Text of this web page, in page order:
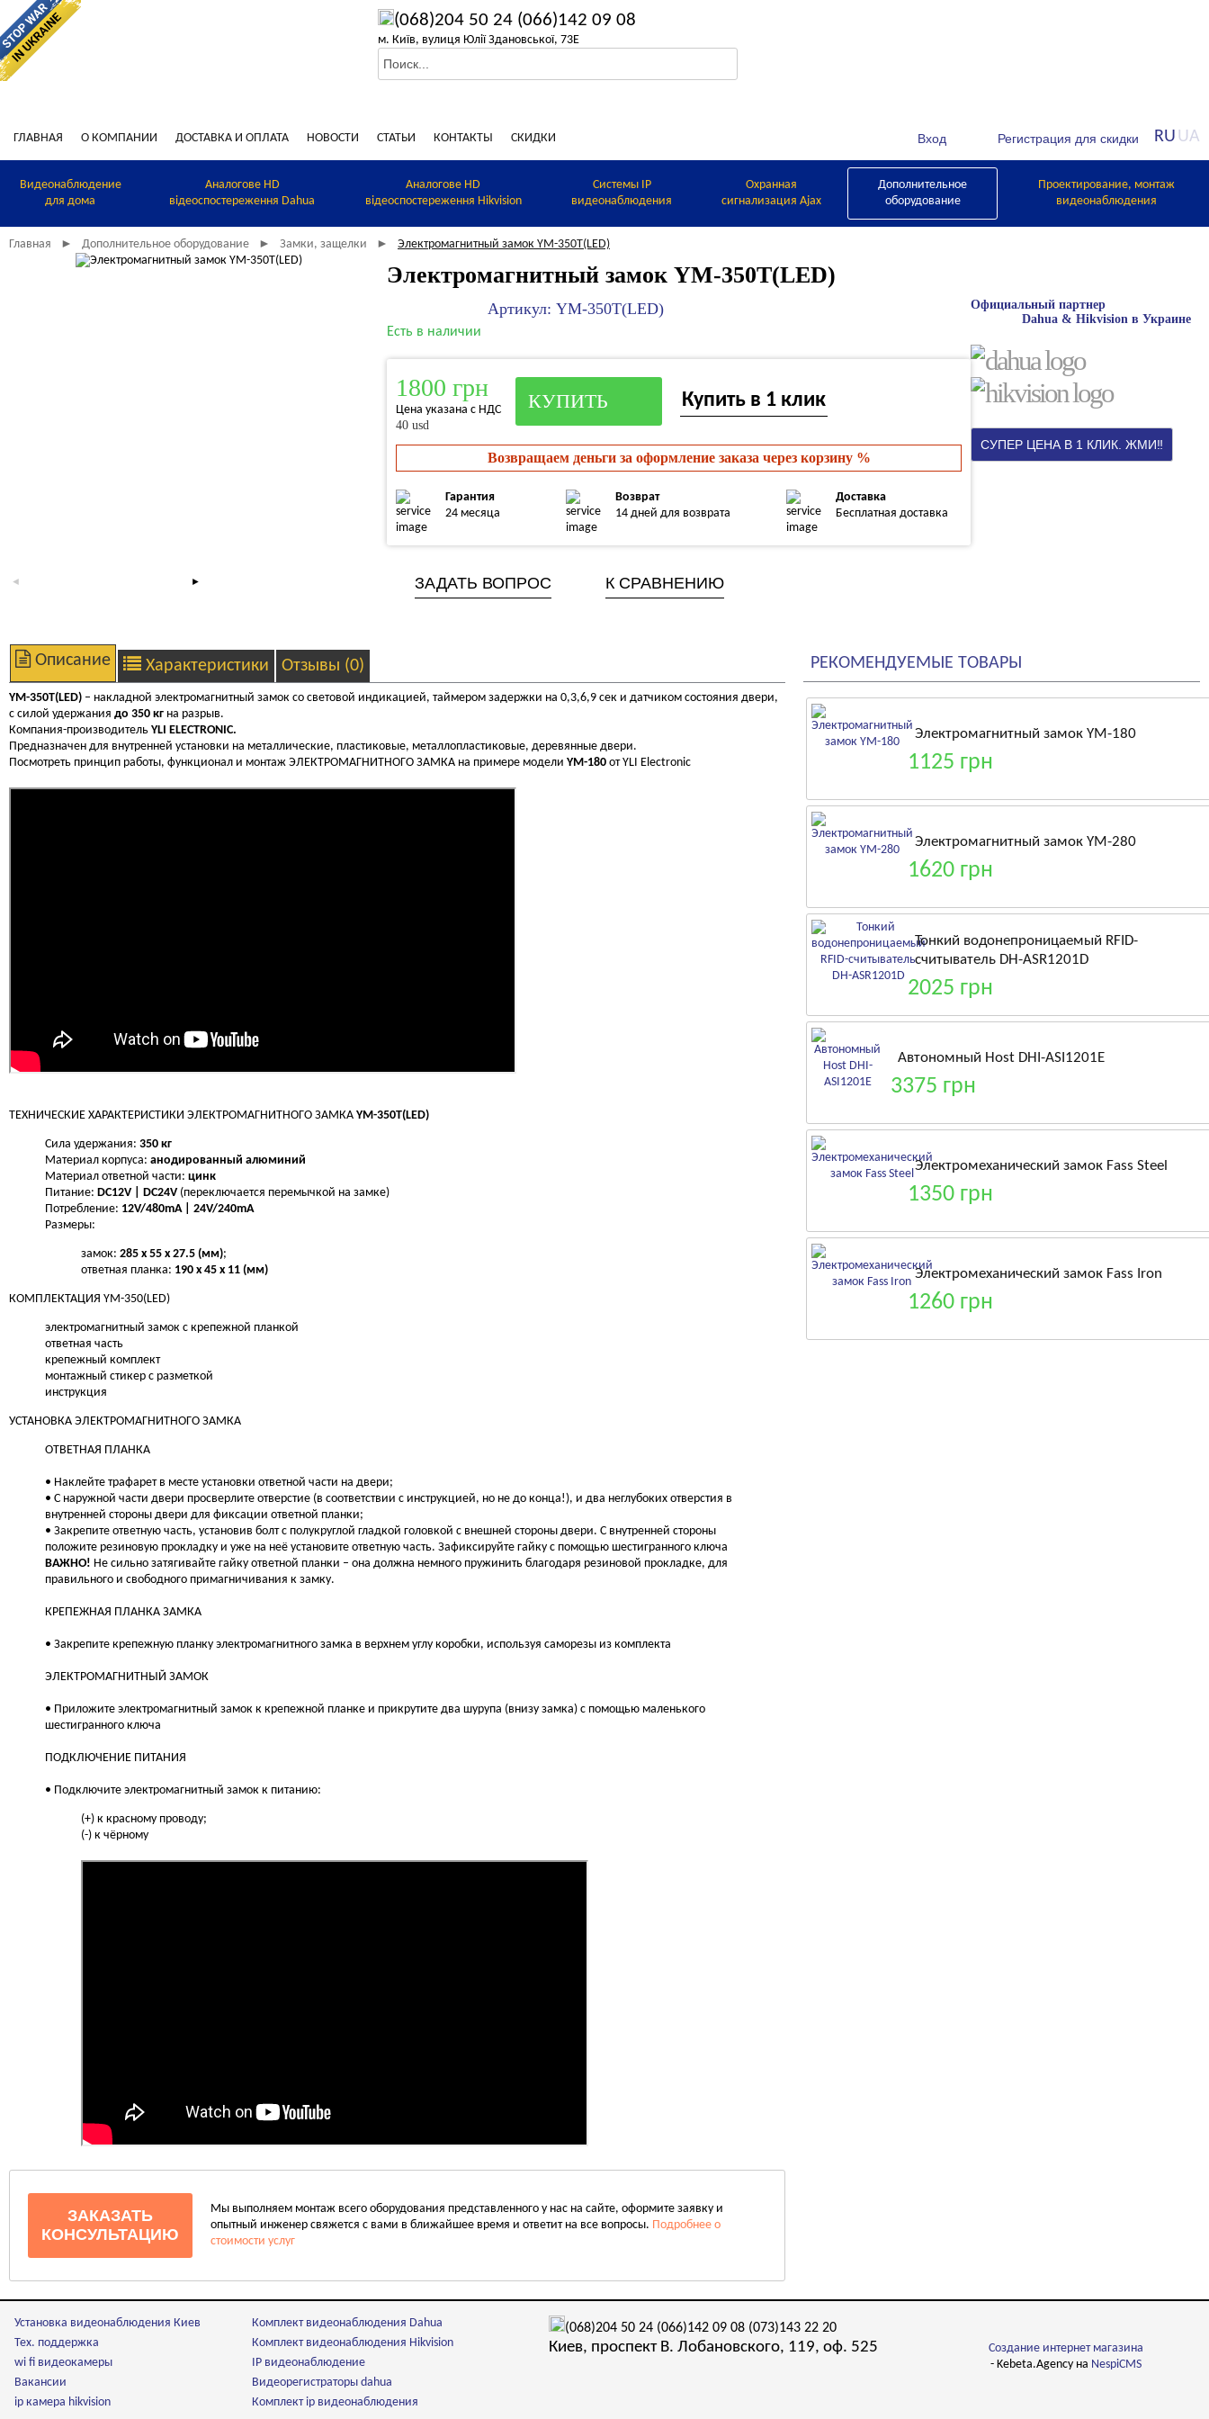
(068)204 50 24 (066)142 09 08
м. Київ, вулиця Юлії Здановської, 73Е
ГЛАВНАЯ О КОМПАНИИ ДОСТАВКА И ОПЛАТА НОВОСТИ СТАТЬИ КОНТАКТЫ СКИДКИ RU UA
Видеонаблюдение
для дома
Аналогове HD
відеоспостереження Dahua
Аналогове HD
відеоспостереження Hikvision
Системы IP
видеонаблюдения
Охранная
сигнализация Ajax
Дополнительное
оборудование
Проектирование, монтаж
видеонаблюдения
Главная ► Дополнительное оборудование ► Замки, защелки ► Электромагнитный замок YM-350T(LED)
Электромагнитный замок YM-350T(LED)
Артикул: YM-350T(LED)
Есть в наличии
1800 грн
Цена указана с НДС
40 usd
Купить в 1 клик
Возвращаем деньги за оформление заказа через корзину %
Гарантия
24 месяца
Возврат
14 дней для возврата
Доставка
Бесплатная доставка
ЗАДАТЬ ВОПРОС К СРАВНЕНИЮ
Официальный партнер
Dahua & Hikvision в Украине
Описание Характеристики Отзывы (0)
YM-350T(LED) – накладной электромагнитный замок cо световой индикацией, таймером задержки на 0,3,6,9 сек и датчиком состояния двери,
с силой удержания до 350 кг на разрыв.
Компания-производитель YLI ELECTRONIC.
Предназначен для внутренней установки на металлические, пластиковые, металлопластиковые, деревянные двери.
Посмотреть принцип работы, функционал и монтаж ЭЛЕКТРОМАГНИТНОГО ЗАМКА на примере модели YM-180 от YLI Electronic
ТЕХНИЧЕСКИЕ ХАРАКТЕРИСТИКИ ЭЛЕКТРОМАГНИТНОГО ЗАМКА YM-350T(LED)
Сила удержания: 350 кг
Материал корпуса: анодированный алюминий
Материал ответной части: цинк
Питание: DC12V | DC24V(переключается перемычкой на замке)
Потребление: 12V/480mA | 24V/240mA
Размеры:
замок: 285 x 55 x 27.5 (мм);
ответная планка: 190 х 45 х 11 (мм)
КОМПЛЕКТАЦИЯ YM-350(LED)
электромагнитный замок с крепежной планкой
ответная часть
крепежный комплект
монтажный стикер с разметкой
инструкция
УСТАНОВКА ЭЛЕКТРОМАГНИТНОГО ЗАМКА
ОТВЕТНАЯ ПЛАНКА
• Наклейте трафарет в месте установки ответной части на двери;
• С наружной части двери просверлите отверстие (в соответствии с инструкцией, но не до конца!), и два неглубоких отверстия в
внутренней стороны двери для фиксации ответной планки;
• Закрепите ответную часть, установив болт с полукруглой гладкой головкой с внешней стороны двери. С внутренней стороны
положите резиновую прокладку и уже на неё установите ответную часть. Зафиксируйте гайку с помощью шестигранного ключа
ВАЖНО! Не сильно затягивайте гайку ответной планки – она должна немного пружинить благодаря резиновой прокладке, для
правильного и свободного примагничивания к замку.
КРЕПЕЖНАЯ ПЛАНКА ЗАМКА
• Закрепите крепежную планку электромагнитного замка в верхнем углу коробки, используя саморезы из комплекта
ЭЛЕКТРОМАГНИТНЫЙ ЗАМОК
• Приложите электромагнитный замок к крепежной планке и прикрутите два шурупа (внизу замка) с помощью маленького
шестигранного ключа
ПОДКЛЮЧЕНИЕ ПИТАНИЯ
• Подключите электромагнитный замок к питанию:
(+) к красному проводу;
(-) к чёрному
ЗАКАЗАТЬ
КОНСУЛЬТАЦИЮ
Мы выполняем монтаж всего оборудования представленного у нас на сайте, оформите заявку и
опытный инженер свяжется с вами в ближайшее время и ответит на все вопросы. Подробнее о
стоимости услуг
РЕКОМЕНДУЕМЫЕ ТОВАРЫ
Электромагнитный замок YM-180
1125 грн
Электромагнитный замок YM-280
1620 грн
Тонкий водонепроницаемый RFID-
считыватель DH-ASR1201D
2025 грн
Автономный Host DHI-ASI1201E
3375 грн
Электромеханический замок Fass Steel
1350 грн
Электромеханический замок Fass Iron
1260 грн
Установка видеонаблюдения Киев
Тех. поддержка
wi fi видеокамеры
Вакансии
ip камера hikvision
Комплект видеонаблюдения Dahua
Комплект видеонаблюдения Hikvision
IP видеонаблюдение
Видеорегистраторы dahua
Комплект ip видеонаблюдения
(068)204 50 24 (066)142 09 08 (073)143 22 20
Киев, проспект В. Лобановского, 119, оф. 525
Создание интернет магазина
- Kebeta.Agency на NespiCMS